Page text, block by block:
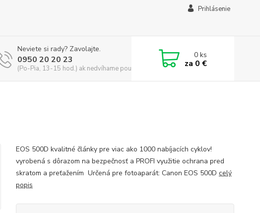
Prihlásenie
Neviete si rady? Zavolajte.
0950 20 20 23
(Po-Pia, 13-15 hod.) ak nedvíhame použite CHATBOX
0ks
za 0 €
EOS 500D kvalitné články pre viac ako 1000 nabíjacích cyklov!
vyrobená s dôrazom na bezpečnosť a PROFI využitie ochrana pred
skratom a preťažením Určená pre fotoaparát: Canon EOS 500D celý
popis